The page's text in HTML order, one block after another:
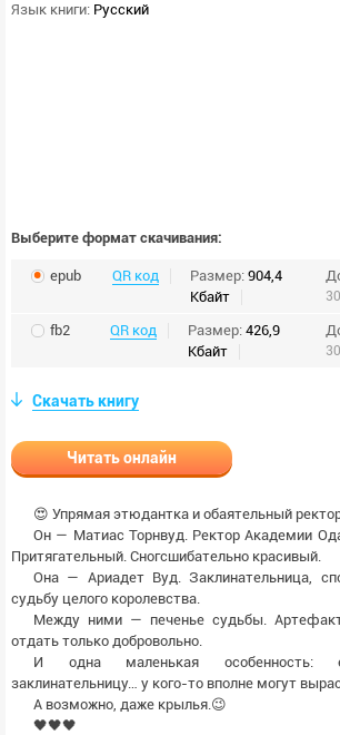
Язык книги: Русский
Выберите формат скачивания:
epub QR код Размер: 904,4
Кбайт
fb2 QR код Размер: 426,9
Кбайт
Скачать книгу
Читать онлайн
😍 Упрямая этюдантка и обаятельный
Он — Матиас Торнвуд. Ректор Академии
Притягательный. Сногсшибательно красивый.
Она — Ариадет Вуд. Заклинательница,
судьбу целого королевства.
Между ними — печенье судьбы.
отдать только добровольно.
И одна маленькая особенность:
заклинательницу… у кого-то вполне могут
А возможно, даже крылья.😉
🖤🖤🖤